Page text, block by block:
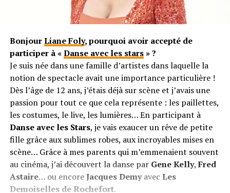
BonjourLiane Foly, pourquoi avoir accepté de
participer à «Danse avec les stars» ?
Je suis née dans une famille d’artistes dans laquelle la
notion de spectacle avait une importance particulière !
Dès l’âge de 12 ans, j’étais déjà sur scène et j’avais une
passion pour tout ce que cela représente : les paillettes,
les costumes, le live, les lumières… En participant à
Danse avec les Stars, je vais exaucer un rêve de petite
fille grâce aux sublimes robes, aux incroyables mises en
scène… Grâce à mes parents qui m’emmenaient souvent
au cinéma, j’ai découvert la danse par Gene Kelly, Fred
Astaire… ou encoreJacques Demyavec Les
Demoiselles de Rochefort.